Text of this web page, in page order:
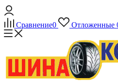
Сравнение0 Отложенные